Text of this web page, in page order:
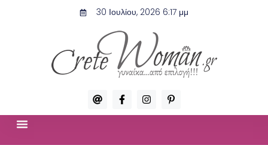
30 Ιουλίου, 2026 6:17 μμ
A
t
F
a
c
I
n
s
P
i
n